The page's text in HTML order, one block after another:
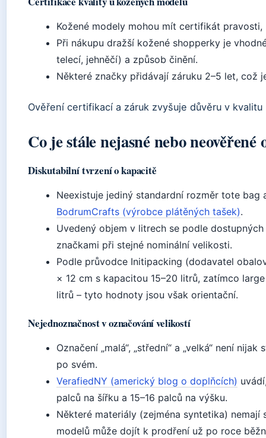
Kožené modely mohou mít certifikát
Při nákupu dražší kožené shopperky je
telecí, jehněčí) a způsob činění.
Některé značky přidávají záruku 2–5 let, což
Ověření certifikací a záruk zvyšuje důvěru v
Co je stále nejasné nebo
Diskutabilní tvrzení o kapacitě
Neexistuje jediný standardní rozměr tote
BodrumCrafts (výrobce plátěných tašek).
Uvedený objem v litrech se podle
značkami při stejné nominální velikosti.
Podle průvodce Initipacking (dodavatel
× 12 cm s kapacitou 15–20 litrů, zatímco
litrů – tyto hodnoty jsou však orientační.
Nejednoznačnost v označování velikostí
Označení „malá“, „střední“ a „velká“ není
po svém.
VerafiedNY (americký blog o doplňcích)
palců na šířku a 15–16 palců na výšku.
Některé materiály (zejména syntetika)
modelů může dojít k prodření už po roce